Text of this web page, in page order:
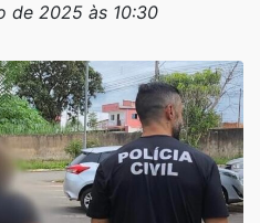
de 2025 às 10:30